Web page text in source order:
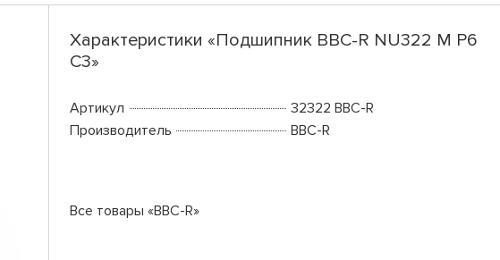
Характеристики «Подшипник BBC-R NU322 M P6
C3»
Артикул
32322 BBC-R
Производитель
BBC-R
Все товары «BBC-R»